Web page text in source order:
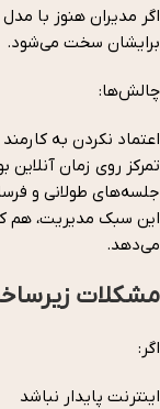
اگر مدیران هنوز با
برایشان سخت می‌شود.
چالش‌ها:
اعتماد نکردن به کارمند
تمرکز روی زمان
جلسه‌های طولانی و
این سبک مدیریت، هم
می‌دهد.
مشکلات
اگر:
اینترنت پایدار نباشد